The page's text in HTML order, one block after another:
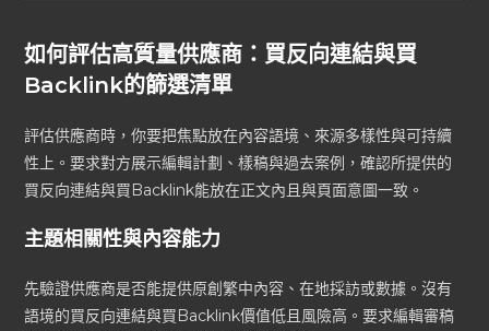
如何評估高質量供應商：買反向連結與買
Backlink的篩選清單
評估供應商時，你要把焦點放在內容語境、來源多樣性與可持續
性上。要求對方展示編輯計劃、樣稿與過去案例，確認所提供的
買反向連結與買Backlink能放在正文內且與頁面意圖一致。
主題相關性與內容能力
先驗證供應商是否能提供原創繁中內容、在地採訪或數據。沒有
語境的買反向連結與買Backlink價值低且風險高。要求編輯審稿